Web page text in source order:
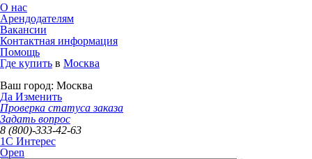
О нас
Арендодателям
Вакансии
Контактная информация
Помощь
Где купить в Москва
Ваш город: Москва
Да Изменить
Проверка статуса заказа
Задать вопрос
8 (800)-333-42-63
1C Интерес
Open